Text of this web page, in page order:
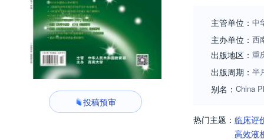
投稿预审
主管单位： 中
主办单位： 西
出版地区： 重
出版周期： 半
别名： China
热门主题： 临床评
高效液